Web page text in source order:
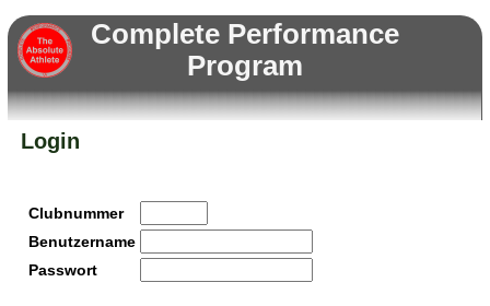
Complete Performance
Program
Login
Clubnummer
Benutzername
Passwort